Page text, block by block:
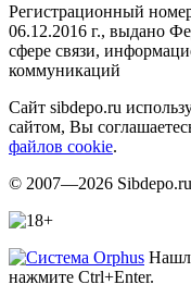
Регистрационный
06.12.2016 г., выдано
сфере связи,
коммуникаций
Сайт sibdepo.ru
сайтом, Вы
файлов cookie.
© 2007—2026
нажмите Ctrl+Enter.